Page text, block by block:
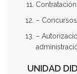
–
–
UNIDAD